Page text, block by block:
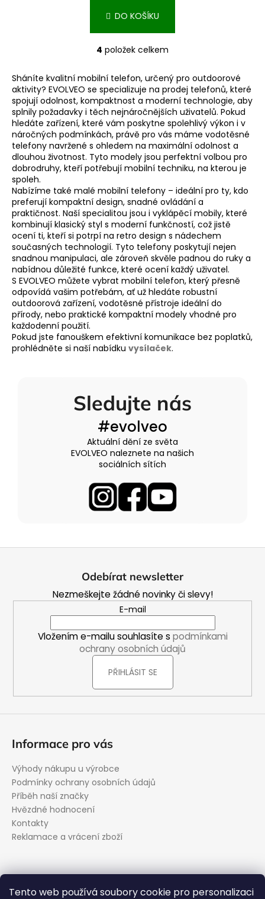
Tento web používá soubory cookie pro personalizaci
DO KOŠÍKU
O
l
á
d
a
c
í
p
r
v
k
y
v
ý
p
i
s
u
4 položek celkem
Sháníte kvalitní mobilní telefon, určený pro outdoorové
aktivity? EVOLVEO se specializuje na prodej telefonů, které
spojují odolnost, kompaktnost a moderní technologie, aby
splnily požadavky i těch nejnáročnějších uživatelů. Pokud
hledáte zařízení, které vám poskytne spolehlivý výkon i v
náročných podmínkách, právě pro vás máme vodotěsné
telefony navržené s ohledem na maximální odolnost a
dlouhou životnost. Tyto modely jsou perfektní volbou pro
dobrodruhy, kteří potřebují mobilní techniku, na kterou je
spoleh.
Nabízíme také malé mobilní telefony – ideální pro ty, kdo
preferují kompaktní design, snadné ovládání a
praktičnost. Naší specialitou jsou i vyklápěcí mobily, které
kombinují klasický styl s moderní funkčností, což jistě
ocení ti, kteří si potrpí na retro design s nádechem
současných technologií. Tyto telefony poskytují nejen
snadnou manipulaci, ale zároveň skvěle padnou do ruky a
nabídnou důležité funkce, které ocení každý uživatel.
S EVOLVEO můžete vybrat mobilní telefon, který přesně
odpovídá vašim potřebám, ať už hledáte robustní
outdoorová zařízení, vodotěsné přístroje ideální do
přírody, nebo praktické kompaktní modely vhodné pro
každodenní použití.
Pokud jste fanouškem efektivní komunikace bez poplatků,
prohlédněte si naší nabídku vysílaček.
Sledujte nás
#evolveo
Aktuální dění ze světa
EVOLVEO naleznete na našich
sociálních sítích
Odebírat newsletter
Nezmeškejte žádné novinky či slevy!
E-mail
Vložením e-mailu souhlasíte s podmínkami
ochrany osobních údajů
PŘIHLÁSIT SE
Informace pro vás
Výhody nákupu u výrobce
Podmínky ochrany osobních údajů
Příběh naší značky
Hvězdné hodnocení
Kontakty
Reklamace a vrácení zboží